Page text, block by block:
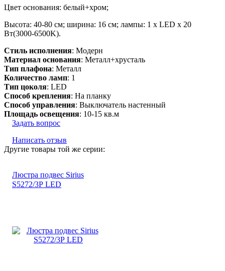
Цвет основания: белый+хром;
Высота: 40-80 см; ширина: 16 см; лампы: 1 х LED х 20
Вт(3000-6500K).
Стиль исполнения: Модерн
Материал основания: Металл+хрусталь
Тип плафона: Металл
Количество ламп: 1
Тип цоколя: LED
Способ крепления: На планку
Способ управления: Выключатель настенный
Площадь освещения: 10-15 кв.м
Задать вопрос
Написать отзыв
Другие товары той же серии:
Люстра подвес Sirius
S5272/3Р LED